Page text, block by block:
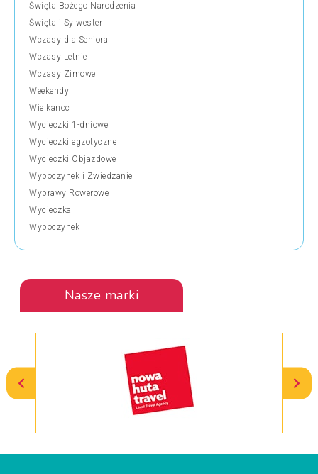
Święta Bożego Narodzenia
Święta i Sylwester
Wczasy dla Seniora
Wczasy Letnie
Wczasy Zimowe
Weekendy
Wielkanoc
Wycieczki 1-dniowe
Wycieczki egzotyczne
Wycieczki Objazdowe
Wypoczynek i Zwiedzanie
Wyprawy Rowerowe
Wycieczka
Wypoczynek
Nasze marki